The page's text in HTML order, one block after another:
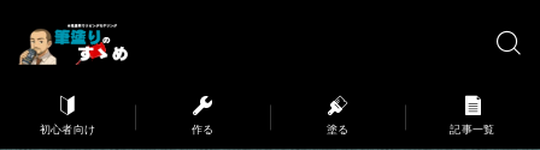
初心者向け 作る 塗る 記事一覧
※弊サイトはアフィリエイト広告を利用しています。